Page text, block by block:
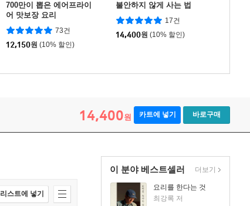
700만이 뽑은 에어프라이
어 맛보장 요리
73건
12,150원 (10% 할인)
불안하지 않게 사는 법
17건
14,400원 (10% 할인)
14,400원 카트에 넣기 바로구매
이 분야 베스트셀러
요리를 한다는 것
최강록 저
더보기
리스트에 넣기